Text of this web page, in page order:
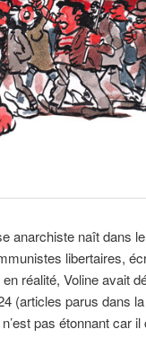
anarchiste naît dans
libertaires,
réalité, Voline avait
(articles parus dans
pas étonnant car